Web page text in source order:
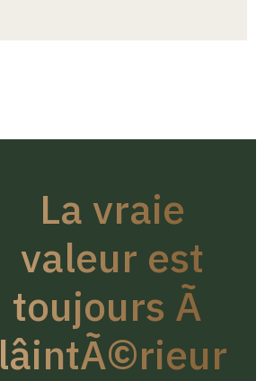
La vraie
valeur est
toujours Ã
lâintÃ©rieur